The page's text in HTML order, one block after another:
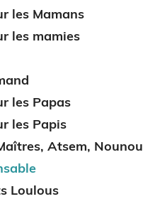
les Mamans
les mamies
les Papas
les Papis
Atsem, Nounou
Loulous